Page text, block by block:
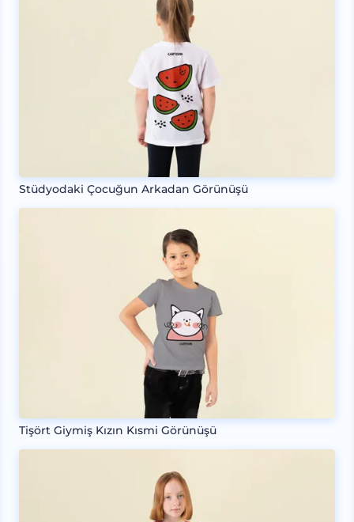
Stüdyodaki Çocuğun Arkadan Görünüşü
Tişört Giymiş Kızın Kısmi Görünüşü